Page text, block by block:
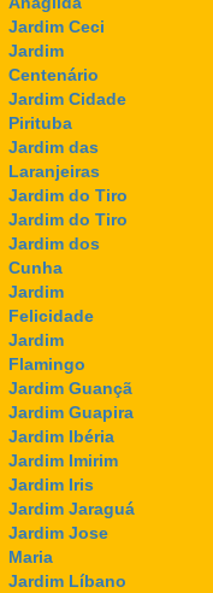
Jardim Ceci
Jardim
Centenário
Jardim Cidade
Pirituba
Jardim das
Laranjeiras
Jardim do Tiro
Jardim do Tiro
Jardim dos
Cunha
Jardim
Felicidade
Jardim
Flamingo
Jardim Guançã
Jardim Guapira
Jardim Ibéria
Jardim Imirim
Jardim Iris
Jardim Jaraguá
Jardim Jose
Maria
Jardim Líbano